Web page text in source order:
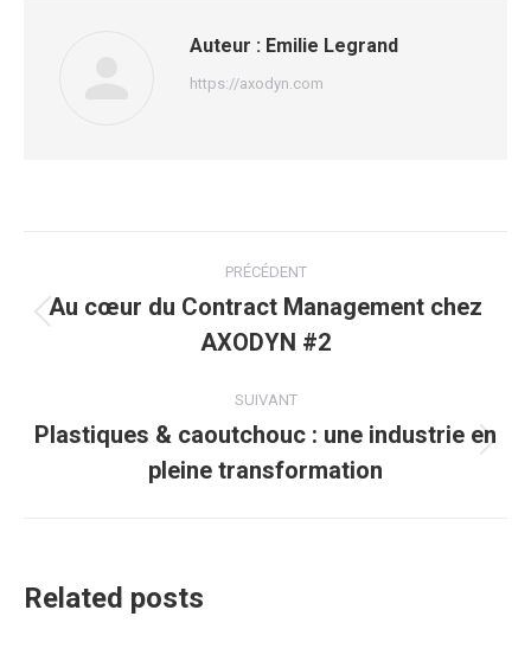
Auteur : Emilie Legrand
https://axodyn.com
article
PRÉCÉDENT
précédent
Au cœur du Contract Management chez
AXODYN #2
SUIVANT
suivant
Plastiques & caoutchouc : une industrie en
pleine transformation
Related posts